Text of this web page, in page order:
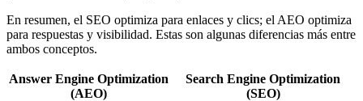
En resumen, el SEO optimiza para enlaces y clics; el AEO optimiza
para respuestas y visibilidad. Estas son algunas diferencias más entre
ambos conceptos.
Answer Engine Optimization
(AEO)
Search Engine Optimization
(SEO)